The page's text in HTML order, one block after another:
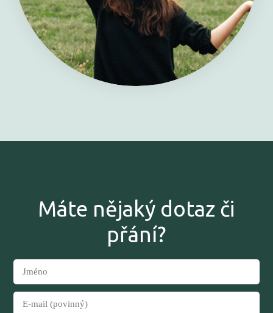
Máte nějaký dotaz či
přání?